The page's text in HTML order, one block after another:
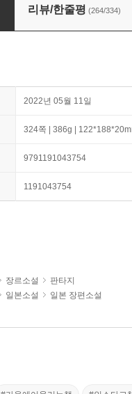
리뷰/한줄평 (264/334)
2022년 05월 11일
324쪽 | 386g |
9791191043754
1191043754
장르소설
판타지
일본소설 일본 장편소설